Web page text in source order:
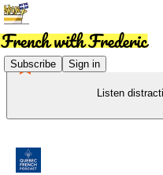
Subscribe Sign in
Listen